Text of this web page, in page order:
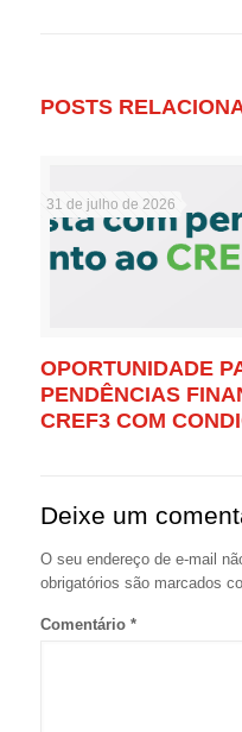
POSTS
31 de julho de 2026
OPORTUNIDADE
PENDÊNCIAS
CREF3 COM
Deixe um
O seu endereço de e-mail
obrigatórios são marcados
Comentário *